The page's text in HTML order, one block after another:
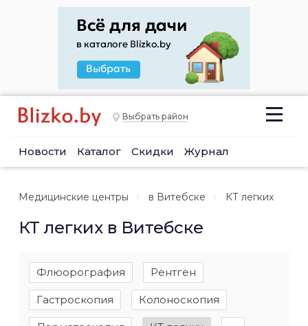
Выбрать район
Новости Каталог Скидки Журнал
Медицинские центры в Витебске КТ легких
КТ легких в Витебске
Флюорография Рентген
Гастроскопия Колоноскопия